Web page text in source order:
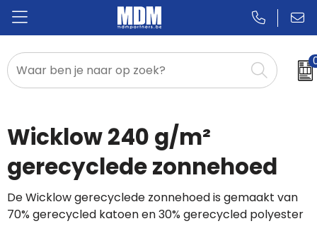
Relatiegeschenken
Promotietextiel
Sportkleding
Wicklow 240 g/m²
gerecyclede zonnehoed
De Wicklow gerecyclede zonnehoed is gemaakt van
70% gerecycled katoen en 30% gerecycled polyester